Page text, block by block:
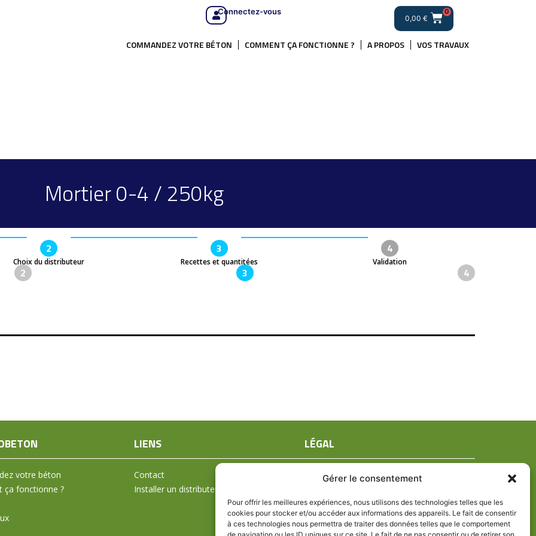
Gérer le consentement
Pour offrir les meilleures expériences, nous utilisons des technologies telles que les
cookies pour stocker et/ou accéder aux informations des appareils. Le fait de consentir
à ces technologies nous permettra de traiter des données telles que le comportement
Connectez-vous
0,00 €
0
COMMANDEZ VOTRE BÉTON COMMENT ÇA FONCTIONNE ? A PROPOS VOS TRAVAUX
Mortier 0-4 / 250kg
2
Choix du distributeur
3
Recettes et quantitées
4
Validation
2 3 4
votre béton
ça fonctionne ?
LIENS
Contact
Installer un distributeur
LÉGAL
Mentions légales
Politique de confidentialité
Politique de cookies (UE)